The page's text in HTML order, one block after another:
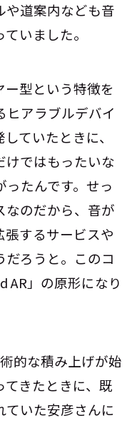
や道案内なども音
いました。
型という特徴を
ヒアラブルデバイ
ていたときに、
けではもったいな
たんです。せっ
なのだから、音が
するサービスや
だろうと。このコ
AR」の原形になり
的な積み上げが始
てきたときに、既
ていた安彦さんに